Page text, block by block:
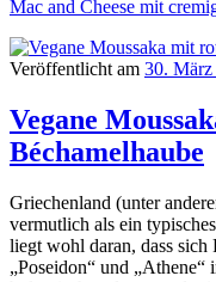
Mac and Cheese mit
Veröffentlicht am 30. März
Vegane
Béchamelhaube
Griechenland (unter
vermutlich als ein
liegt wohl daran, dass sich
„Poseidon“ und „Athene“